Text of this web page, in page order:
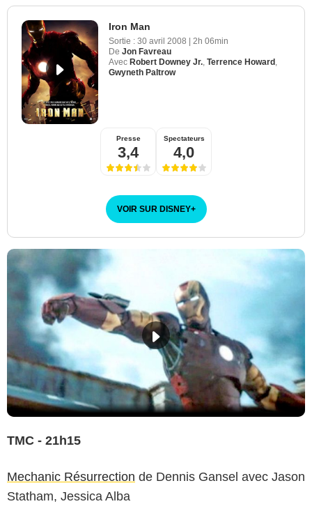
Iron Man
Sortie : 30 avril 2008 | 2h 06min
De Jon Favreau
Avec Robert Downey Jr. Terrence Howard
Gwyneth Paltrow
Presse
3,4
Spectateurs
4,0
VOIR SUR DISNEY+
TMC - 21h15
Mechanic Résurrection de Dennis Gansel avec Jason
Statham, Jessica Alba